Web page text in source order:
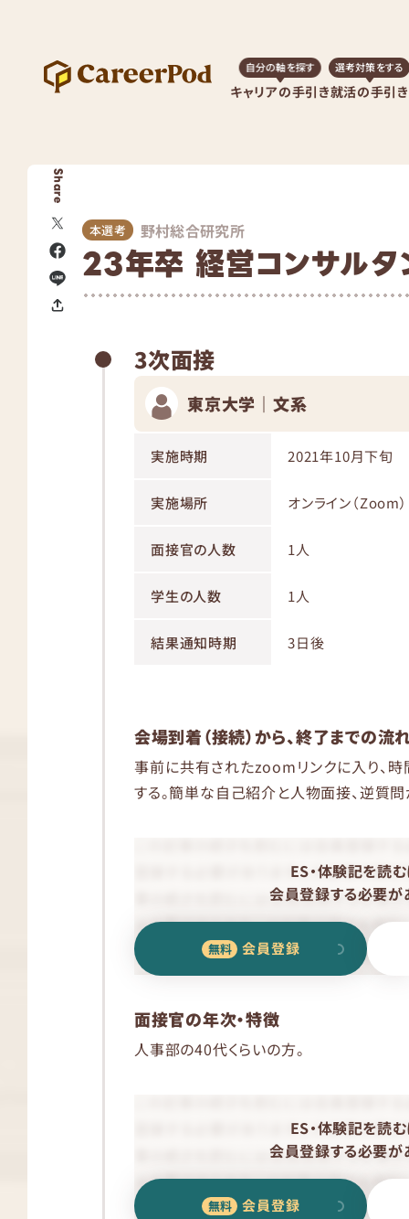
キャリアの手引き
自分の軸を探す
就活の手引き
選考対策をする
Share
本選考 野村総合研究所
23年卒 経営コンサル
3次面接
東京大学｜文系
実施時期 2021年10月下旬
実施場所 オンライン（Zoom）
面接官の人数 1人
学生の人数 1人
結果通知時期 3日後
会場到着（接続）から、終了までの流
事前に共有されたzoomリンクに入り、
する。簡単な自己紹介と人物面接、逆質問
ES・体験記を読む
会員登録する必要が
会員登録
面接官の年次・特徴
人事部の40代くらいの方。
ES・体験記を読む
会員登録する必要が
会員登録